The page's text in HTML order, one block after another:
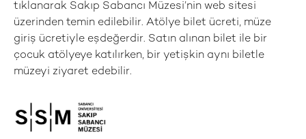
tıklanarak Sakıp Sabancı Müzesi’nin web sitesi
üzerinden temin edilebilir. Atölye bilet ücreti, müze
giriş ücretiyle eşdeğerdir. Satın alınan bilet ile bir
çocuk atölyeye katılırken, bir yetişkin aynı biletle
müzeyi ziyaret edebilir.